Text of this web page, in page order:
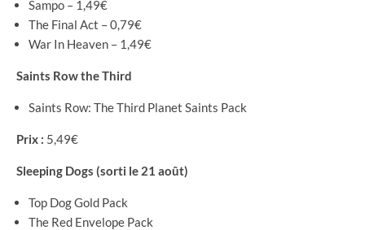
Sampo – 1,49€
The Final Act – 0,79€
War In Heaven – 1,49€
Saints Row the Third
Saints Row: The Third Planet Saints Pack
Prix : 5,49€
Sleeping Dogs (sorti le 21 août)
Top Dog Gold Pack
The Red Envelope Pack